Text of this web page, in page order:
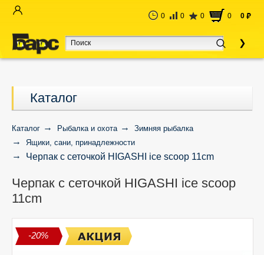
0 0 0 0 0 руб
Каталог
Каталог Рыбалка и охота
Зимняя рыбалка
Ящики, сани, принадлежности
Черпак с сеточкой HIGASHI ice scoop 11cm
Черпак с сеточкой HIGASHI ice scoop
11cm
-20%